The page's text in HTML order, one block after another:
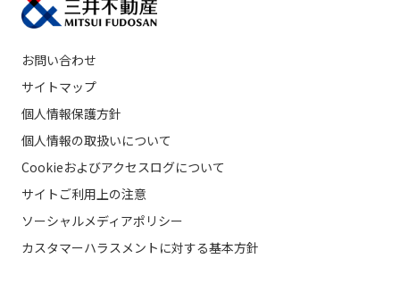
お問い合わせ
サイトマップ
個人情報保護方針
個人情報の取扱いについて
Cookieおよびアクセスログについて
サイトご利用上の注意
ソーシャルメディアポリシー
カスタマーハラスメントに対する基本方針